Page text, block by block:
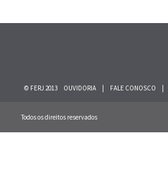
© FERJ 2013 OUVIDORIA FALE CONOSCO
Todos os direitos reservados